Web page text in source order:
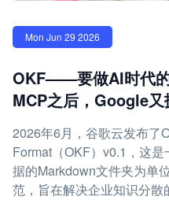
Mon Jun 29 2026
OKF——要做AI时代
MCP之后，Google
2026年6月，谷歌云发布了
Format（OKF）v0.1，这
据的Markdown文件夹为单
范，旨在解决企业知识分散